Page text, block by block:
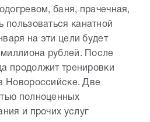
баня, прачечная,
канатной
на эти цели будет
рублей. После
продолжит тренировки
Новороссийске. Две
полноценных
и прочих услуг